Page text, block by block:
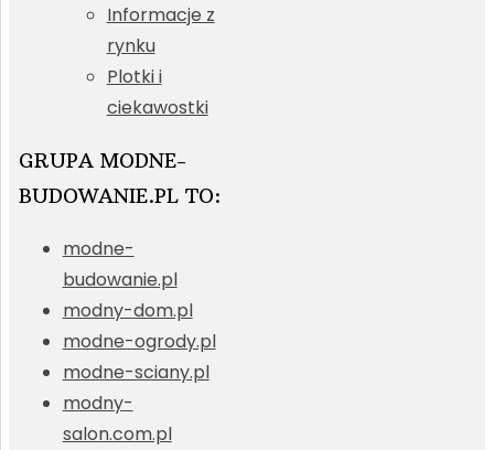
Informacje z
rynku
Plotki i
ciekawostki
GRUPA MODNE-
BUDOWANIE.PL TO:
modne-
budowanie.pl
modny-dom.pl
modne-ogrody.pl
modne-sciany.pl
modny-
salon.com.pl